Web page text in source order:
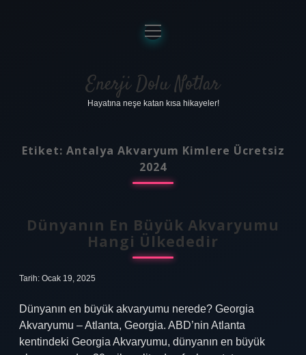
Anasayfa
Gizlilik Politikası
Yasal Uyarı
menüyü
aç
Enerji Dolu Notlar
Hayatına neşe katan kısa hikayeler!
Etiket: Antalya Akvaryum Kimlere Ücretsiz
2024
Dünyanın En Büyük Akvaryumu
Hangi Ülkededir
Tarih: Ocak 19, 2025
Dünyanın en büyük akvaryumu nerede? Georgia
Akvaryumu – Atlanta, Georgia. ABD’nin Atlanta
kentindeki Georgia Akvaryumu, dünyanın en büyük